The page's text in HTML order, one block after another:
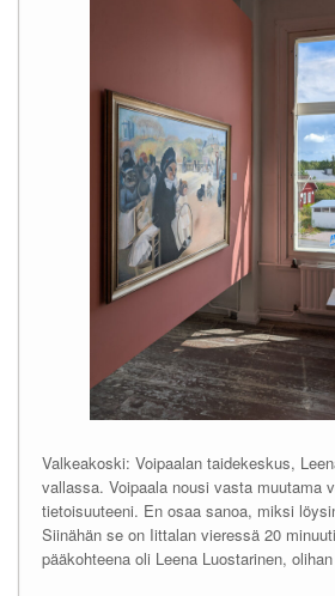
Valkeakoski: Voipaalan taidekeskus,
vallassa. Voipaala nousi vasta muutama
tietoisuuteeni. En osaa sanoa, miksi
Siinähän se on Iittalan vieressä 20
pääkohteena oli Leena Luostarinen,